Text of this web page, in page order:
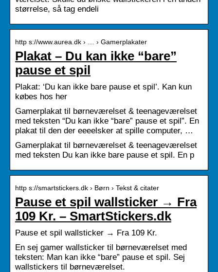
størrelse, så tag endeli
http s://www.aurea.dk › … › Gamerplakater
Plakat – Du kan ikke “bare”
pause et spil
Plakat: ‘Du kan ikke bare pause et spil’. Kan kun
købes hos her
Gamerplakat til børneværelset & teenageværelset
med teksten “Du kan ikke “bare” pause et spil”. En
plakat til den der eeeelsker at spille computer, …
Gamerplakat til børneværelset & teenageværelset
med teksten Du kan ikke bare pause et spil. En p
http s://smartstickers.dk › Børn › Tekst & citater
Pause et spil wallsticker → Fra
109 Kr. – SmartStickers.dk
Pause et spil wallsticker → Fra 109 Kr.
En sej gamer wallsticker til børneværelset med
teksten: Man kan ikke “bare” pause et spil. Sej
wallstickers til børneværelset.